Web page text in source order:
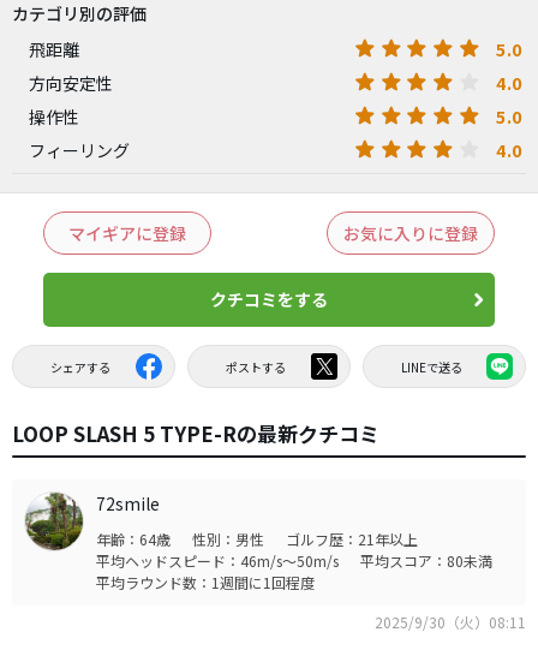
カテゴリ別の評価
飛距離
5.0
方向安定性 4.0
操作性 5.0
フィーリング 4.0
マイギアに登録 お気に入りに登録
クチコミをする
シェアする ポストする LINEで送る
LOOP SLASH 5 TYPE-Rの最新クチコミ
72smile
年齢：64歳 性別：男性
ゴルフ歴：21年以上
平均ヘッドスピード：46m/s～50m/s
平均スコア：80未満
平均ラウンド数：1週間に1回程度
2025/9/30（火）08:11